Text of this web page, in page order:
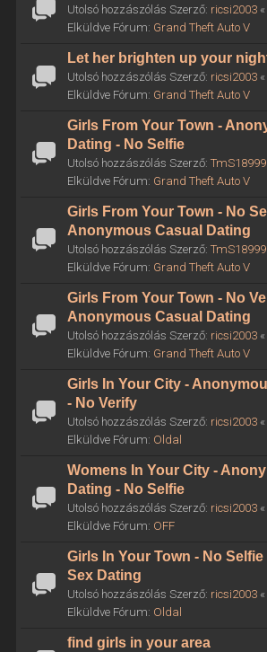
Utolsó hozzászólás Szerző: ricsi2003«
Elküldve Fórum: Grand Theft Auto V
Let her brighten up your
Utolsó hozzászólás Szerző: ricsi2003«
Elküldve Fórum: Grand Theft Auto V
Girls From Your Town -
Dating - No Selfie
Utolsó hozzászólás Szerző: TmS18999
Elküldve Fórum: Grand Theft Auto V
Girls From Your Town - No
Anonymous Casual Dating
Utolsó hozzászólás Szerző: TmS18999
Elküldve Fórum: Grand Theft Auto V
Girls From Your Town - No
Anonymous Casual Dating
Utolsó hozzászólás Szerző: ricsi2003«
Elküldve Fórum: Grand Theft Auto V
Girls In Your City -
- No Verify
Utolsó hozzászólás Szerző: ricsi2003«
Elküldve Fórum: Oldal
Womens In Your City -
Dating - No Selfie
Utolsó hozzászólás Szerző: ricsi2003«
Elküldve Fórum: OFF
Girls In Your Town - No
Sex Dating
Utolsó hozzászólás Szerző: ricsi2003«
Elküldve Fórum: Oldal
find girls in your area